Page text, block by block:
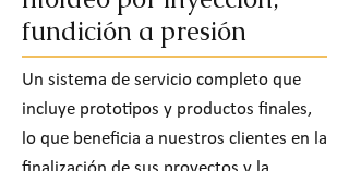
fundición a presión
Un sistema de servicio completo que
incluye prototipos y productos finales,
lo que beneficia a nuestros clientes en la